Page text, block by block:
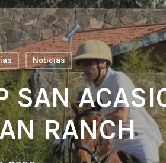
Noticias
SAN
RANCH